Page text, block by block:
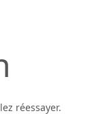
réessayer.